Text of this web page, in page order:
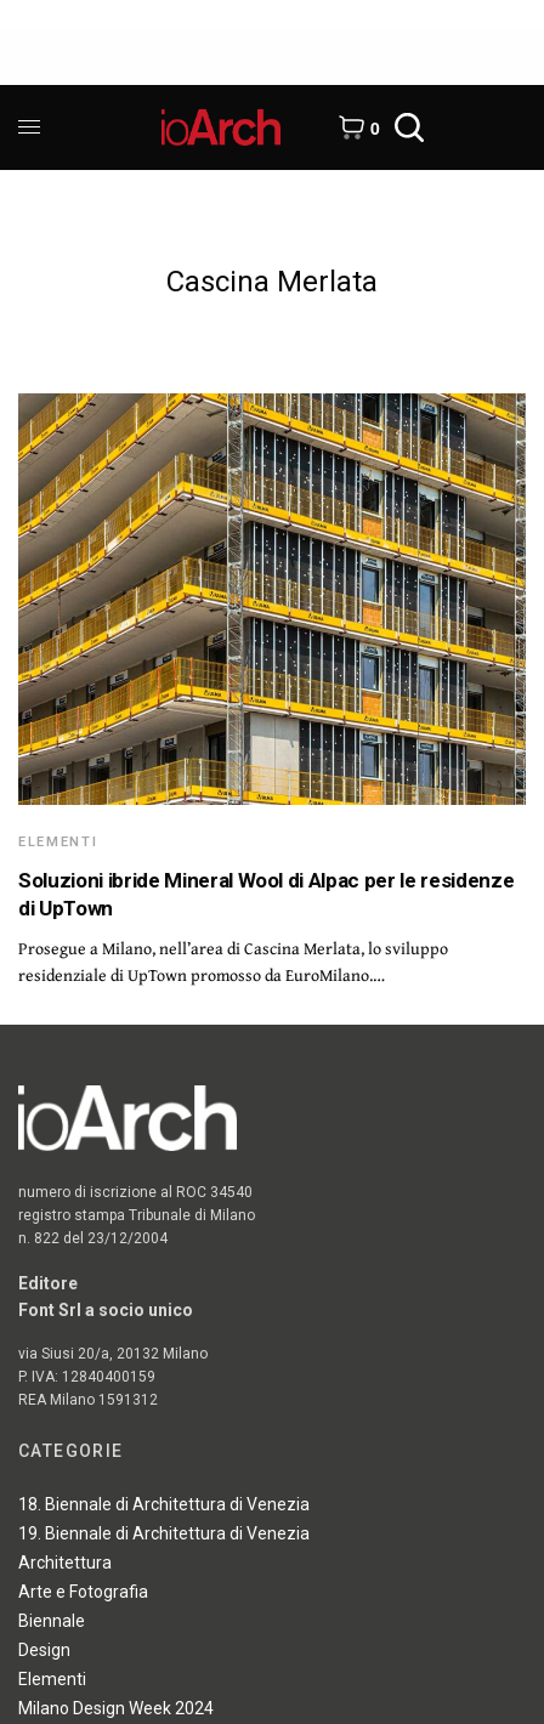
0
Cascina Merlata
ELEMENTI
Soluzioni ibride Mineral Wool di Alpac per le residenze
di UpTown
Prosegue a Milano, nell’area di Cascina Merlata, lo sviluppo
residenziale di UpTown promosso da EuroMilano.…
numero di iscrizione al ROC 34540
registro stampa Tribunale di Milano
n. 822 del 23/12/2004
Editore
Font Srl a socio unico
via Siusi 20/a, 20132 Milano
P. IVA: 12840400159
REA Milano 1591312
CATEGORIE
18. Biennale di Architettura di Venezia
19. Biennale di Architettura di Venezia
Architettura
Arte e Fotografia
Biennale
Design
Elementi
Milano Design Week 2024